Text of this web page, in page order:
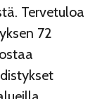
Tervetuloa
72